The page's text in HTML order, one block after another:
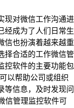
现对微信工作沟通进
经成为了人们日常生
信也扮演着越来越重
择合适的工作微信管
控软件的主要功能包
以帮助公司或组织
等信息，及时发现问
信管理监控软件可